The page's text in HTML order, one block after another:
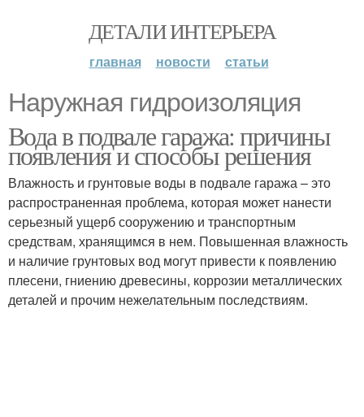
ДЕТАЛИ ИНТЕРЬЕРА
главная новости статьи
Наружная гидроизоляция
Вода в подвале гаража: причины
появления и способы решения
Влажность и грунтовые воды в подвале гаража – это
распространенная проблема, которая может нанести
серьезный ущерб сооружению и транспортным
средствам, хранящимся в нем. Повышенная влажность
и наличие грунтовых вод могут привести к появлению
плесени, гниению древесины, коррозии металлических
деталей и прочим нежелательным последствиям.